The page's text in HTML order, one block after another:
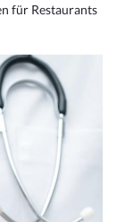
für Restaurants